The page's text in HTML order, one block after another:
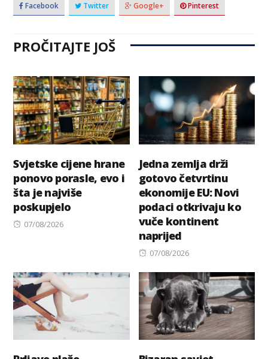
Facebook Twitter Google+ Pinterest
PROČITAJTE JOŠ
Svjetske cijene hrane
ponovo porasle, evo i
šta je najviše
poskupjelo
Posted
07/08/2026
Jedna zemlja drži
gotovo četvrtinu
ekonomije EU: Novi
podaci otkrivaju ko
vuče kontinent
naprijed
Posted
07/08/2026